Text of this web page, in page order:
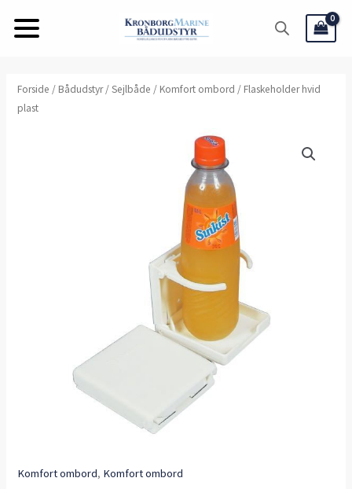
Forside / Bådudstyr/Sejlbåde / Komfort ombord / Flaskeholder hvid
plast
Komfort ombord, Komfort ombord